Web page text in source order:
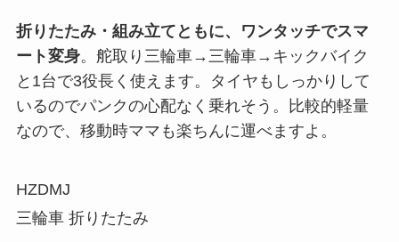
折りたたみ・組み立てともに、ワンタッチでスマ
ート変身。舵取り三輪車→三輪車→キックバイク
と1台で3役長く使えます。タイヤもしっかりして
いるのでパンクの心配なく乗れそう。比較的軽量
なので、移動時ママも楽ちんに運べますよ。
HZDMJ
三輪車 折りたたみ